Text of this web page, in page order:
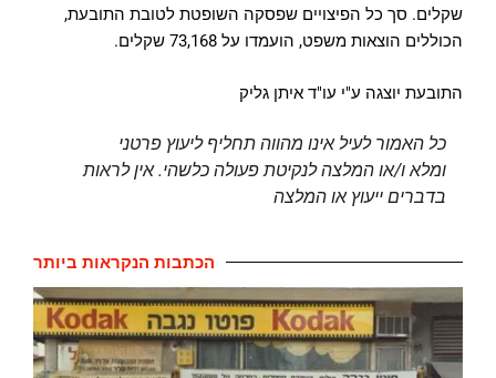
שקלים. סך כל הפיצויים שפסקה השופטת לטובת התובעת,
הכוללים הוצאות משפט, הועמדו על 73,168 שקלים.
התובעת יוצגה ע"י עו"ד איתן גליק
כל האמור לעיל אינו מהווה תחליף ליעוץ פרטני
ומלא ו/או המלצה לנקיטת פעולה כלשהי. אין לראות
בדברים ייעוץ או המלצה
הכתבות הנקראות ביותר